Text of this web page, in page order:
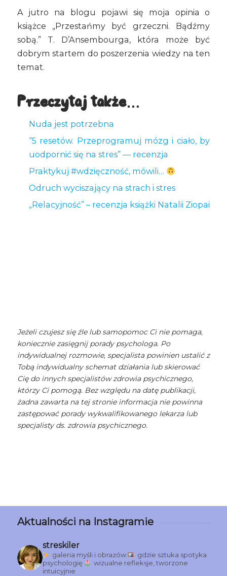
A jutro na blogu pojawi się moja opinia o
książce „Przestańmy być grzeczni. Bądźmy
sobą.” T. D’Ansembourga, która może być
dobrym startem do poszerzenia wiedzy na ten
temat.
Przeczytaj także…
Nuda jest potrzebna
“5 resetów. Przeprogramuj mózg i ciało, by
uodpornić się na stres” — recenzja
Praktykuj #wdzięczność, mówili…
Odruch wyciszający na strach i stres
„Relacyjność” – recenzja książki Natalii Ziopai
Jeżeli czujesz się źle lub samopomoc Ci nie pomaga,
koniecznie zasięgnij porady psychologa. Po
indywidualnej rozmowie, specjalista powinien ustalić z
Tobą indywidualny schemat działania lub skierować
Cię do innych specjalistów zdrowia psychicznego,
którzy Ci pomogą. Bez względu na datę publikacji,
żadna zawarta na tej stronie informacja nie powinna
zastępować porady wykwalifikowanego lekarza lub
specjalisty ds. zdrowia psychicznego.
Aktualności na Instagramie
streskiler
galeria myśli i obrazów
gdzie sztuka spotyka
psychologię
wizualne refleksje, tworzone
intuicyjnie